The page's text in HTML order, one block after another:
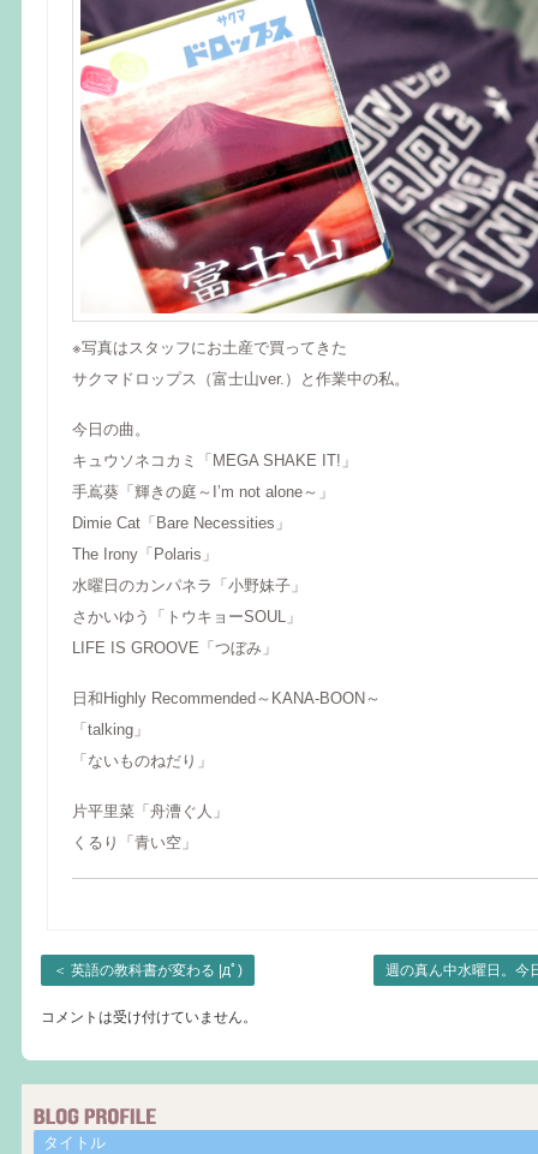
※写真はスタッフにお土産で買ってきた
サクマドロップス（富士山ver.）と作業中の私。
今日の曲。
キュウソネコカミ「MEGA SHAKE IT!」
手嶌葵「輝きの庭～I’m not alone～」
Dimie Cat「Bare Necessities」
The Irony「Polaris」
水曜日のカンパネラ「小野妹子」
さかいゆう「トウキョーSOUL」
LIFE IS GROOVE「つぼみ」
日和Highly Recommended～KANA-BOON～
「talking」
「ないものねだり」
片平里菜「舟漕ぐ人」
くるり「青い空」
＜ 英語の教科書が変わる |дﾟ) 週の真ん中水曜日。今
コメントは受け付けていません。
タイトル